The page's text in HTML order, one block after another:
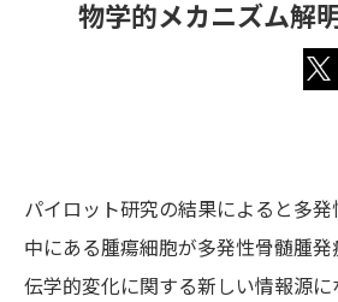
物学的メカニズム解
パイロット研究の結果によると多
中にある腫瘍細胞が多発性骨髄腫
伝学的変化に関する新しい情報源に